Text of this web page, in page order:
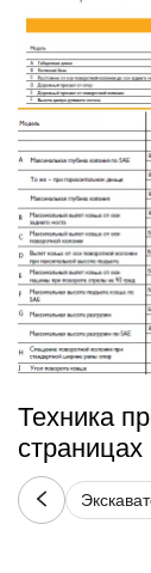
Техника
страницах